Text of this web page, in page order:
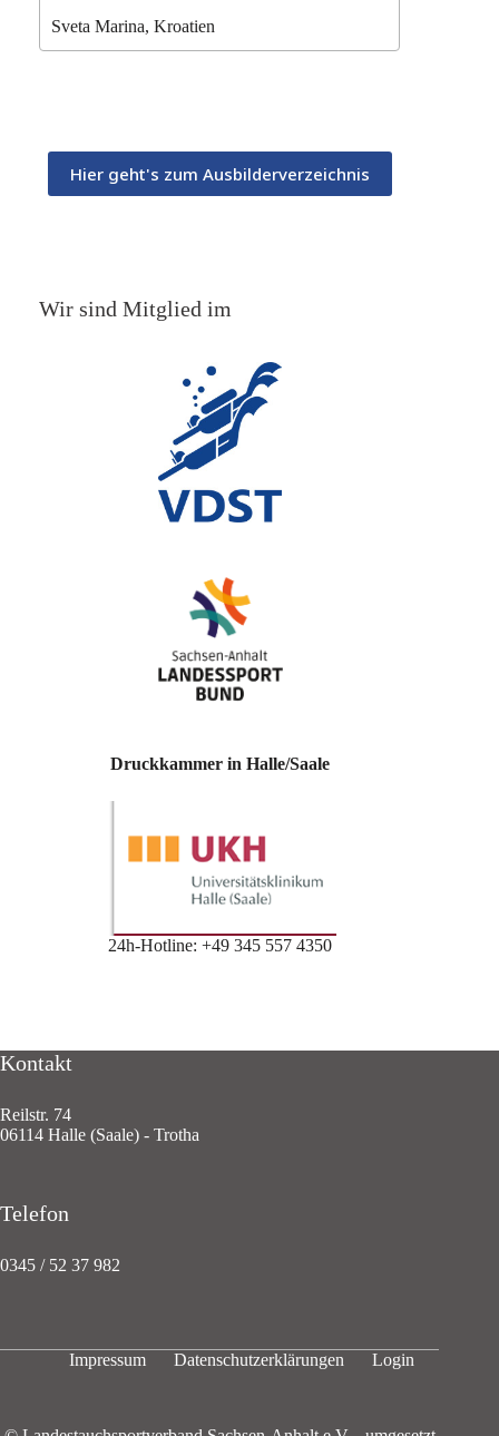
Sveta Marina, Kroatien
Hier geht's zum Ausbilderverzeichnis
Wir sind Mitglied im
Druckkammer in Halle/Saale
24h-Hotline: +49 345 557 4350
Kontakt
Reilstr. 74
06114 Halle (Saale) - Trotha
Telefon
0345 / 52 37 982
Impressum Datenschutzerklärungen Login